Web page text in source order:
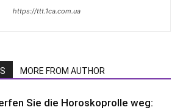
https://ttt.1ca.com.ua
MORE FROM AUTHOR
Sie die Horoskoprolle weg: